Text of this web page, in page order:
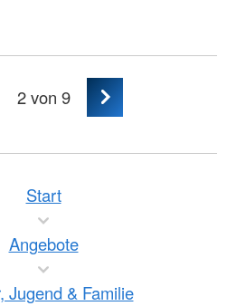
2von 9
Start
Angebote
Jugend & Familie